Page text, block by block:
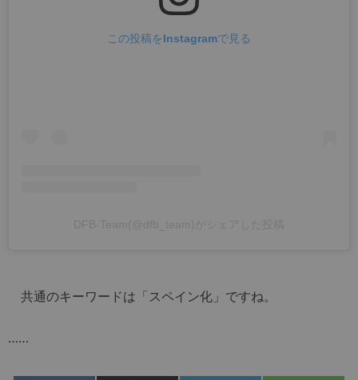
この投稿をInstagramで見る
共通のキーワードは「スペイン化」ですね。
……